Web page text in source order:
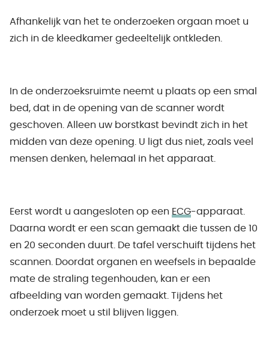
Afhankelijk van het te onderzoeken orgaan moet u
zich in de kleedkamer gedeeltelijk ontkleden.
In de onderzoeksruimte neemt u plaats op een smal
bed, dat in de opening van de scanner wordt
geschoven. Alleen uw borstkast bevindt zich in het
midden van deze opening. U ligt dus niet, zoals veel
mensen denken, helemaal in het apparaat.
Eerst wordt u aangesloten op een ECG-apparaat.
Daarna wordt er een scan gemaakt die tussen de 10
en 20 seconden duurt. De tafel verschuift tijdens het
scannen. Doordat organen en weefsels in bepaalde
mate de straling tegenhouden, kan er een
afbeelding van worden gemaakt. Tijdens het
onderzoek moet u stil blijven liggen.